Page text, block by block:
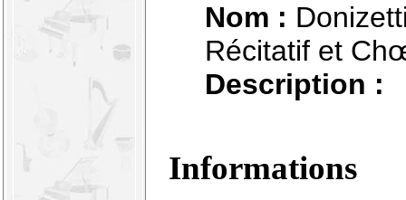
Nom :
Récitatif et
Description :
Informations